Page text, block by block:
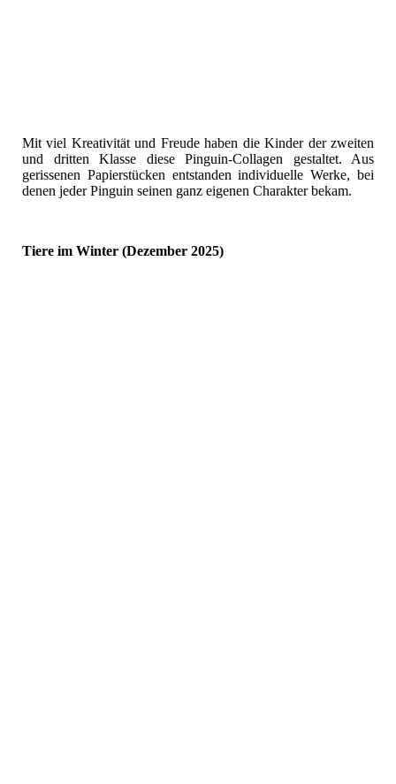
Mit viel Kreativität und Freude haben die Kinder der zweiten
und dritten Klasse diese Pinguin-Collagen gestaltet. Aus
gerissenen Papierstücken entstanden individuelle Werke, bei
denen jeder Pinguin seinen ganz eigenen Charakter bekam.
Tiere im Winter (Dezember 2025)